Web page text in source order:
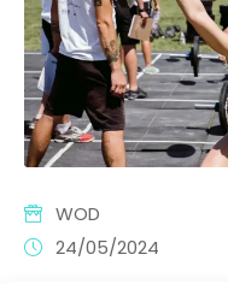
WOD
24/05/2024